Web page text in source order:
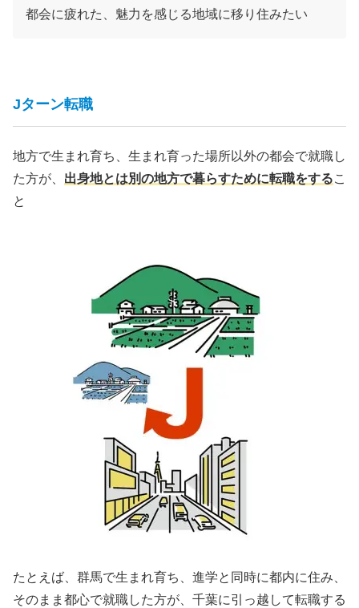
都会に疲れた、魅力を感じる地域に移り住みたい
Jターン転職
地方で生まれ育ち、生まれ育った場所以外の都会で就職し
た方が、 出身地とは別の地方で暮らすために転職をするこ
と
たとえば、群馬で生まれ育ち、進学と同時に都内に住み、
そのまま都心で就職した方が、千葉に引っ越して転職する